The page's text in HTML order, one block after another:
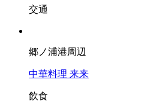
交通
郷ノ浦港周辺
中華料理 来来
飲食